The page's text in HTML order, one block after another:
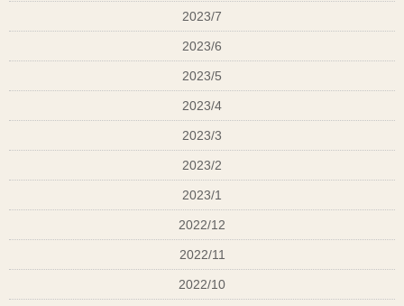
最近「カット5,500円は高いですか？」という質問を
よく受けます。
答えは、“いいえ、高くありません”。
カット料金には、
技術（似合わせ設計・骨格補正）
60分前後の施術時間
高品質ツール・衛生管理費用
2023/7
2023/6
2023/5
2023/4
2023/3
2023/2
2023/1
2022/12
2022/11
2022/10